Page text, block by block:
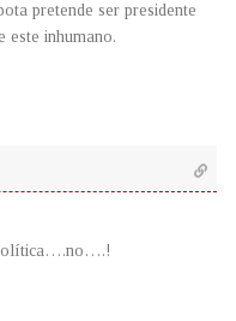
pretende ser presidente
este inhumano.
política….no….!